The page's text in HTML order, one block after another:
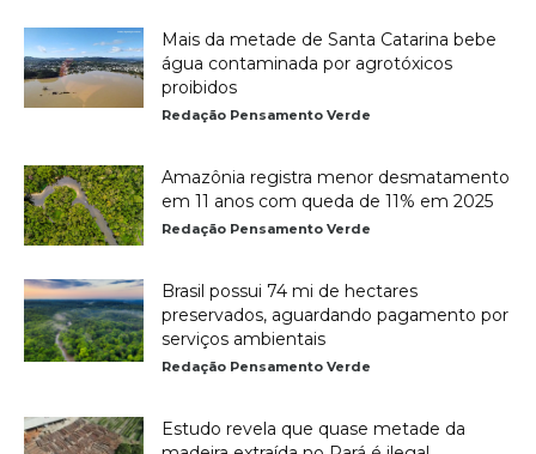
Mais da metade de Santa Catarina bebe
água contaminada por agrotóxicos
proibidos
Redação Pensamento Verde
Amazônia registra menor desmatamento
em 11 anos com queda de 11% em 2025
Redação Pensamento Verde
Brasil possui 74 mi de hectares
preservados, aguardando pagamento por
serviços ambientais
Redação Pensamento Verde
Estudo revela que quase metade da